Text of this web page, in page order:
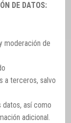
DE DATOS:
moderación de
a terceros, salvo
así como
adicional.